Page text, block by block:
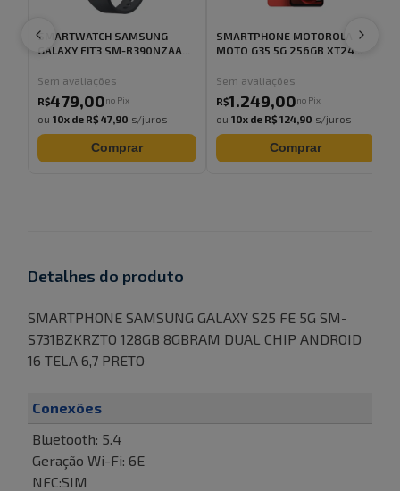
SMARTWATCH SAMSUNG
GALAXY FIT3 SM-R390NZAA...
Sem avaliações
R$479,00no Pix
ou 10x de R$ 47,90 s/juros
Comprar
SMARTPHONE MOTOROLA
MOTO G35 5G 256GB XT24...
Sem avaliações
R$1.249,00no Pix
ou 10x de R$ 124,90 s/juros
Comprar
Detalhes do produto
SMARTPHONE SAMSUNG GALAXY S25 FE 5G SM-
S731BZKRZTO 128GB 8GBRAM DUAL CHIP ANDROID
16 TELA 6,7 PRETO
Conexões
Bluetooth: 5.4
Geração Wi-Fi: 6E
NFC:SIM